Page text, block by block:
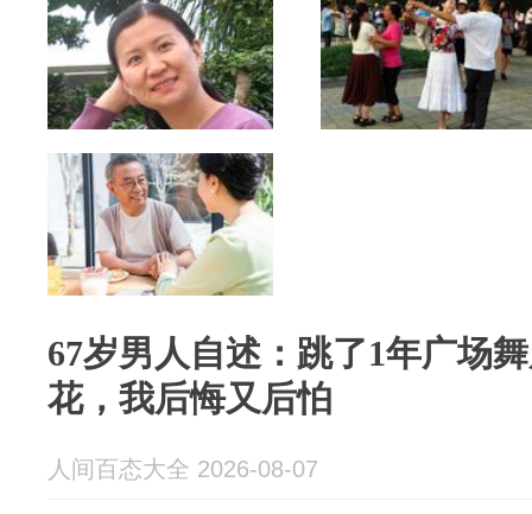
67岁男人自述：跳了1年广场
花，我后悔又后怕
人间百态大全 2026-08-07